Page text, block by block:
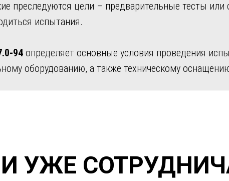
преследуются цели – предварительные тесты
испытания.
94 определяет основные условия проведения
оборудованию, а также техническому
УЖЕ